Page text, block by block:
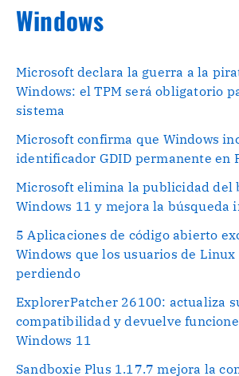
Windows
Microsoft declara la guerra a la
Windows: el TPM será obligatorio
sistema
Microsoft confirma que Windows
identificador GDID permanente en
Microsoft elimina la publicidad del
Windows 11 y mejora la búsqueda
5 Aplicaciones de código abierto
Windows que los usuarios de Linux
perdiendo
ExplorerPatcher 26100: actualiza
compatibilidad y devuelve
Windows 11
Sandboxie Plus 1.17.7 mejora la